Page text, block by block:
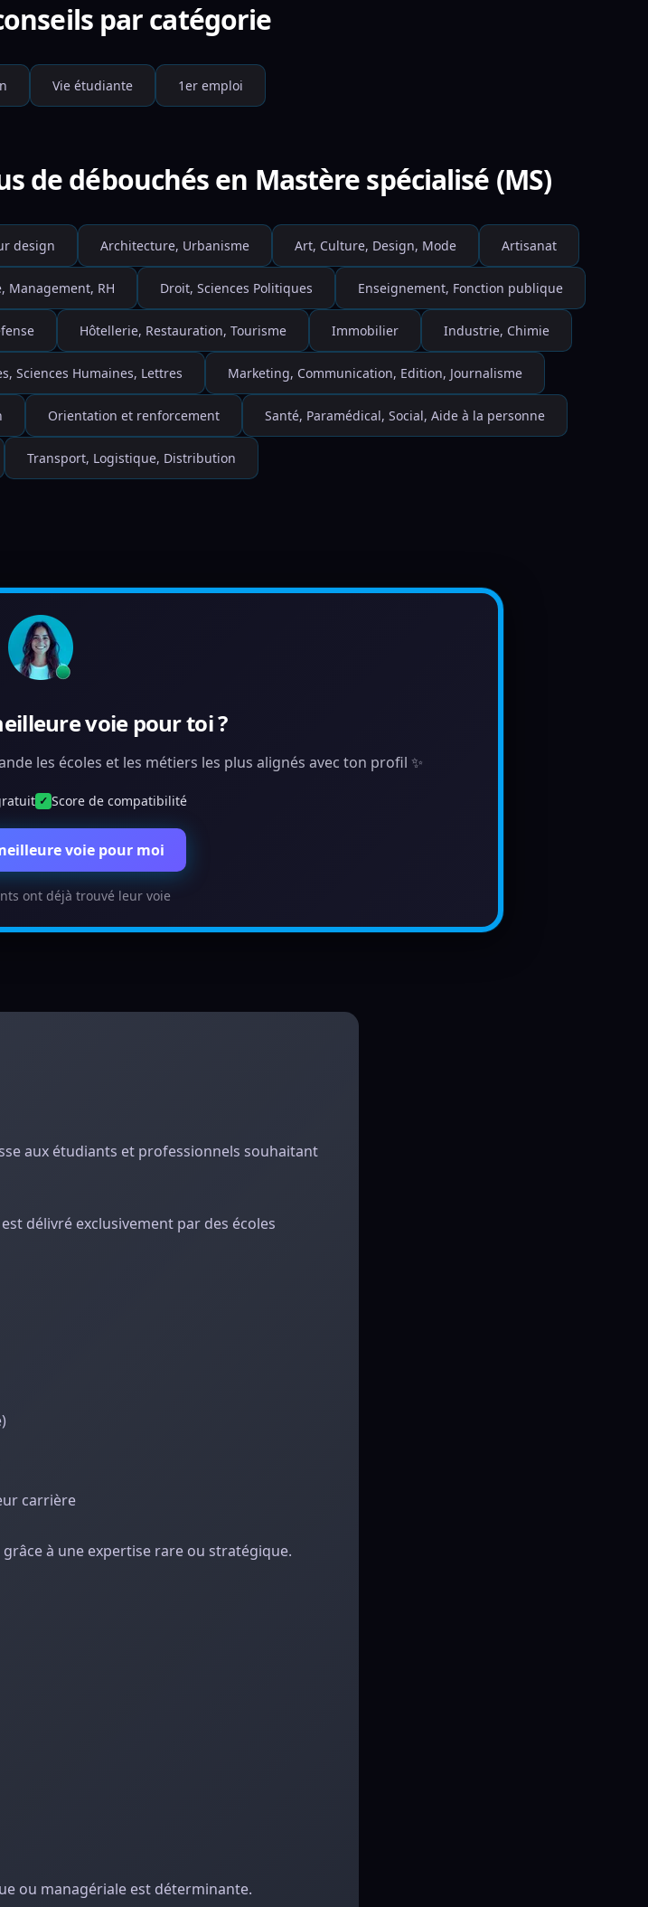
par catégorie
Vie étudiante 1er emploi
de débouchés en Mastère spécialisé (MS)
design Architecture, Urbanisme Art, Culture, Design, Mode Artisanat
Management, RH Droit, Sciences Politiques Enseignement, Fonction publique
Hôtellerie, Restauration, Tourisme Immobilier Industrie, Chimie
Sciences Humaines, Lettres Marketing, Communication, Edition, Journalisme
Orientation et renforcement Santé, Paramédical, Social, Aide à la personne
Transport, Logistique, Distribution
voie pour toi ?
les écoles et les métiers les plus alignés avec ton profil ✨
✓ Score de compatibilité
voie pour moi
ont déjà trouvé leur voie
aux étudiants et professionnels souhaitant
délivré exclusivement par des écoles
carrière
à une expertise rare ou stratégique.
ou managériale est déterminante.